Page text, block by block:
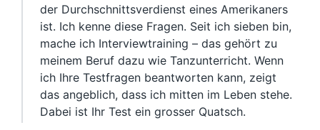
der Durchschnittsverdienst eines Amerikaners
ist. Ich kenne diese Fragen. Seit ich sieben bin,
mache ich Interviewtraining – das gehört zu
meinem Beruf dazu wie Tanzunterricht. Wenn
ich Ihre Testfragen beantworten kann, zeigt
das angeblich, dass ich mitten im Leben stehe.
Dabei ist Ihr Test ein grosser Quatsch.